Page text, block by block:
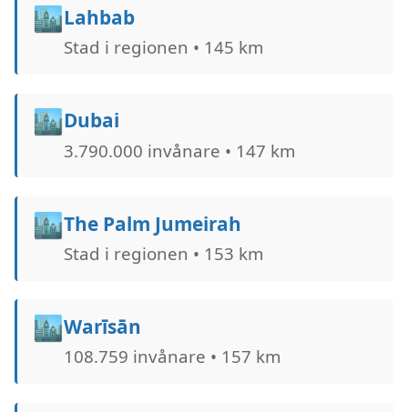
🏙️Lahbab
Stad i regionen • 145 km
🏙️Dubai
3.790.000 invånare • 147 km
🏙️The Palm Jumeirah
Stad i regionen • 153 km
🏙️Warīsān
108.759 invånare • 157 km